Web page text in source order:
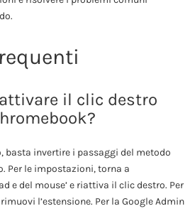
il clic destro
basta invertire i passaggi del metodo
Per le impostazioni, torna a
e del mouse’ e riattiva il clic destro. Per
l’estensione. Per la Google Admin